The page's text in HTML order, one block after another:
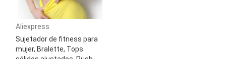
Aliexpress
Sujetador de fitness para
mujer, Bralette, Tops